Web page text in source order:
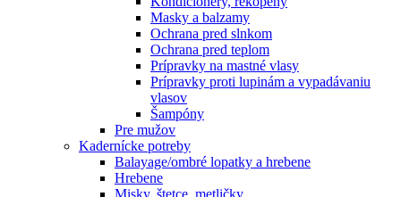
Masky a balzamy
Ochrana pred slnkom
Ochrana pred teplom
Prípravky na mastné vlasy
Prípravky proti lupinám a vypadávaniu
vlasov
Šampóny
Pre mužov
Kadernícke potreby
Balayage/ombré lopatky a hrebene
Hrebene
Misky, štetce, metličky